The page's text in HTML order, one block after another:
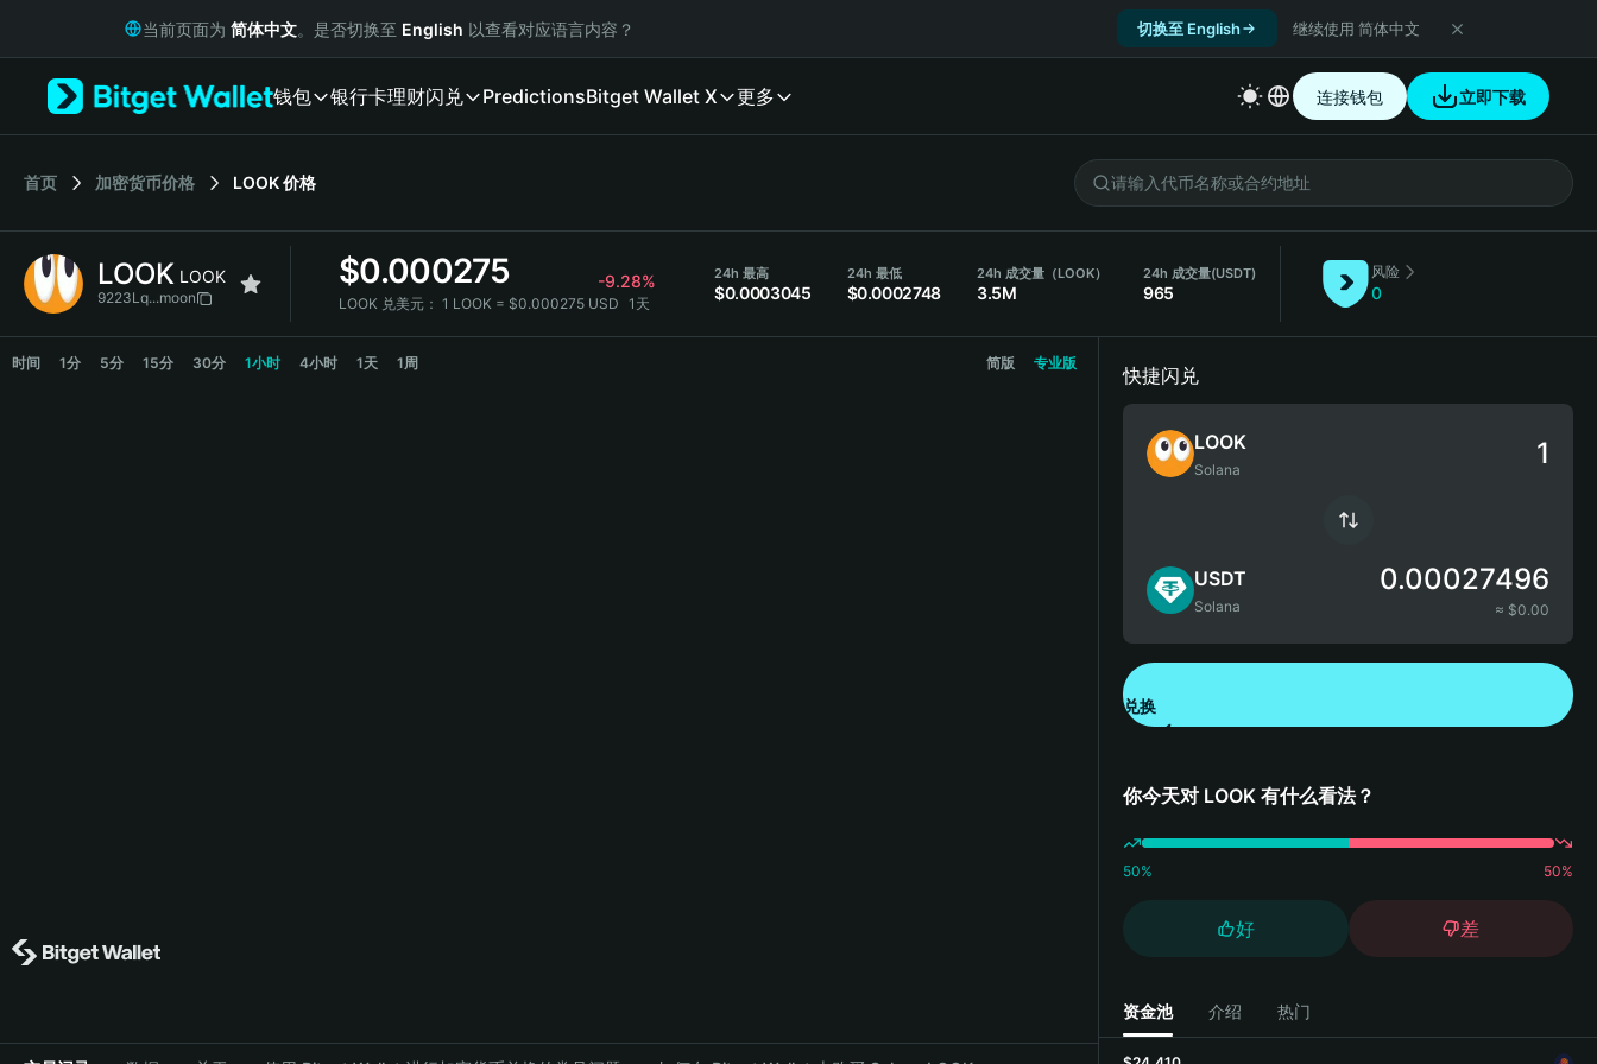
Русский
Italiano
简体中文
繁體中文
Bahasa Indonesia
当前页面为 简体中文。是否切换至 English 以查看对应语言内容？ 切换至 English 继续使用 简体中文
钱包 银行卡理财闪兑 PredictionsBitget Wallet X 更多 连接钱包 立即下载
首页 加密货币价格 LOOK价格
LOOK LOOK
9223Lq...moon
$0.000275 -9.28%
LOOK 兑美元： 1 LOOK = $0.000275 USD 1天
24h 最高
$0.0003045
24h 最低
$0.0002748
24h 成交量（LOOK）
3.5M
24h 成交量(USDT)
965
风险
0
LOOK 价格走势图
时间 1分 5分 15分 30分 1小时 4小时 1天 1周 简版 专业版
快捷闪兑
LOOK
Solana
USDT
Solana
0.00027496
≈ $0.00
兑换
你今天对 LOOK 有什么看法？
50% 50%
好 差
资金池 介绍 热门